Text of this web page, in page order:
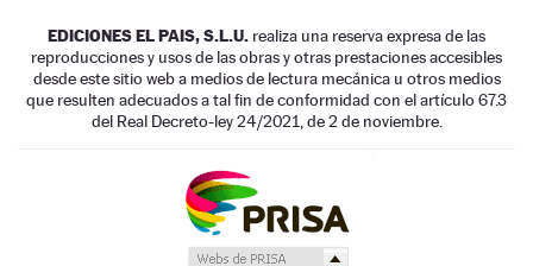
EDICIONES EL PAIS, S.L.U. realiza una reserva expresa de las
reproducciones y usos de las obras y otras prestaciones accesibles
desde este sitio web a medios de lectura mecánica u otros medios
que resulten adecuados a tal fin de conformidad con el artículo 67.3
del Real Decreto-ley 24/2021, de 2 de noviembre.